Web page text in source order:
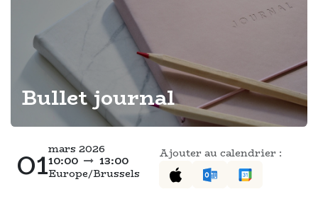
Bullet journal
01mars 2026
10:00
13:00
Europe/Brussels
Ajouter au calendrier :